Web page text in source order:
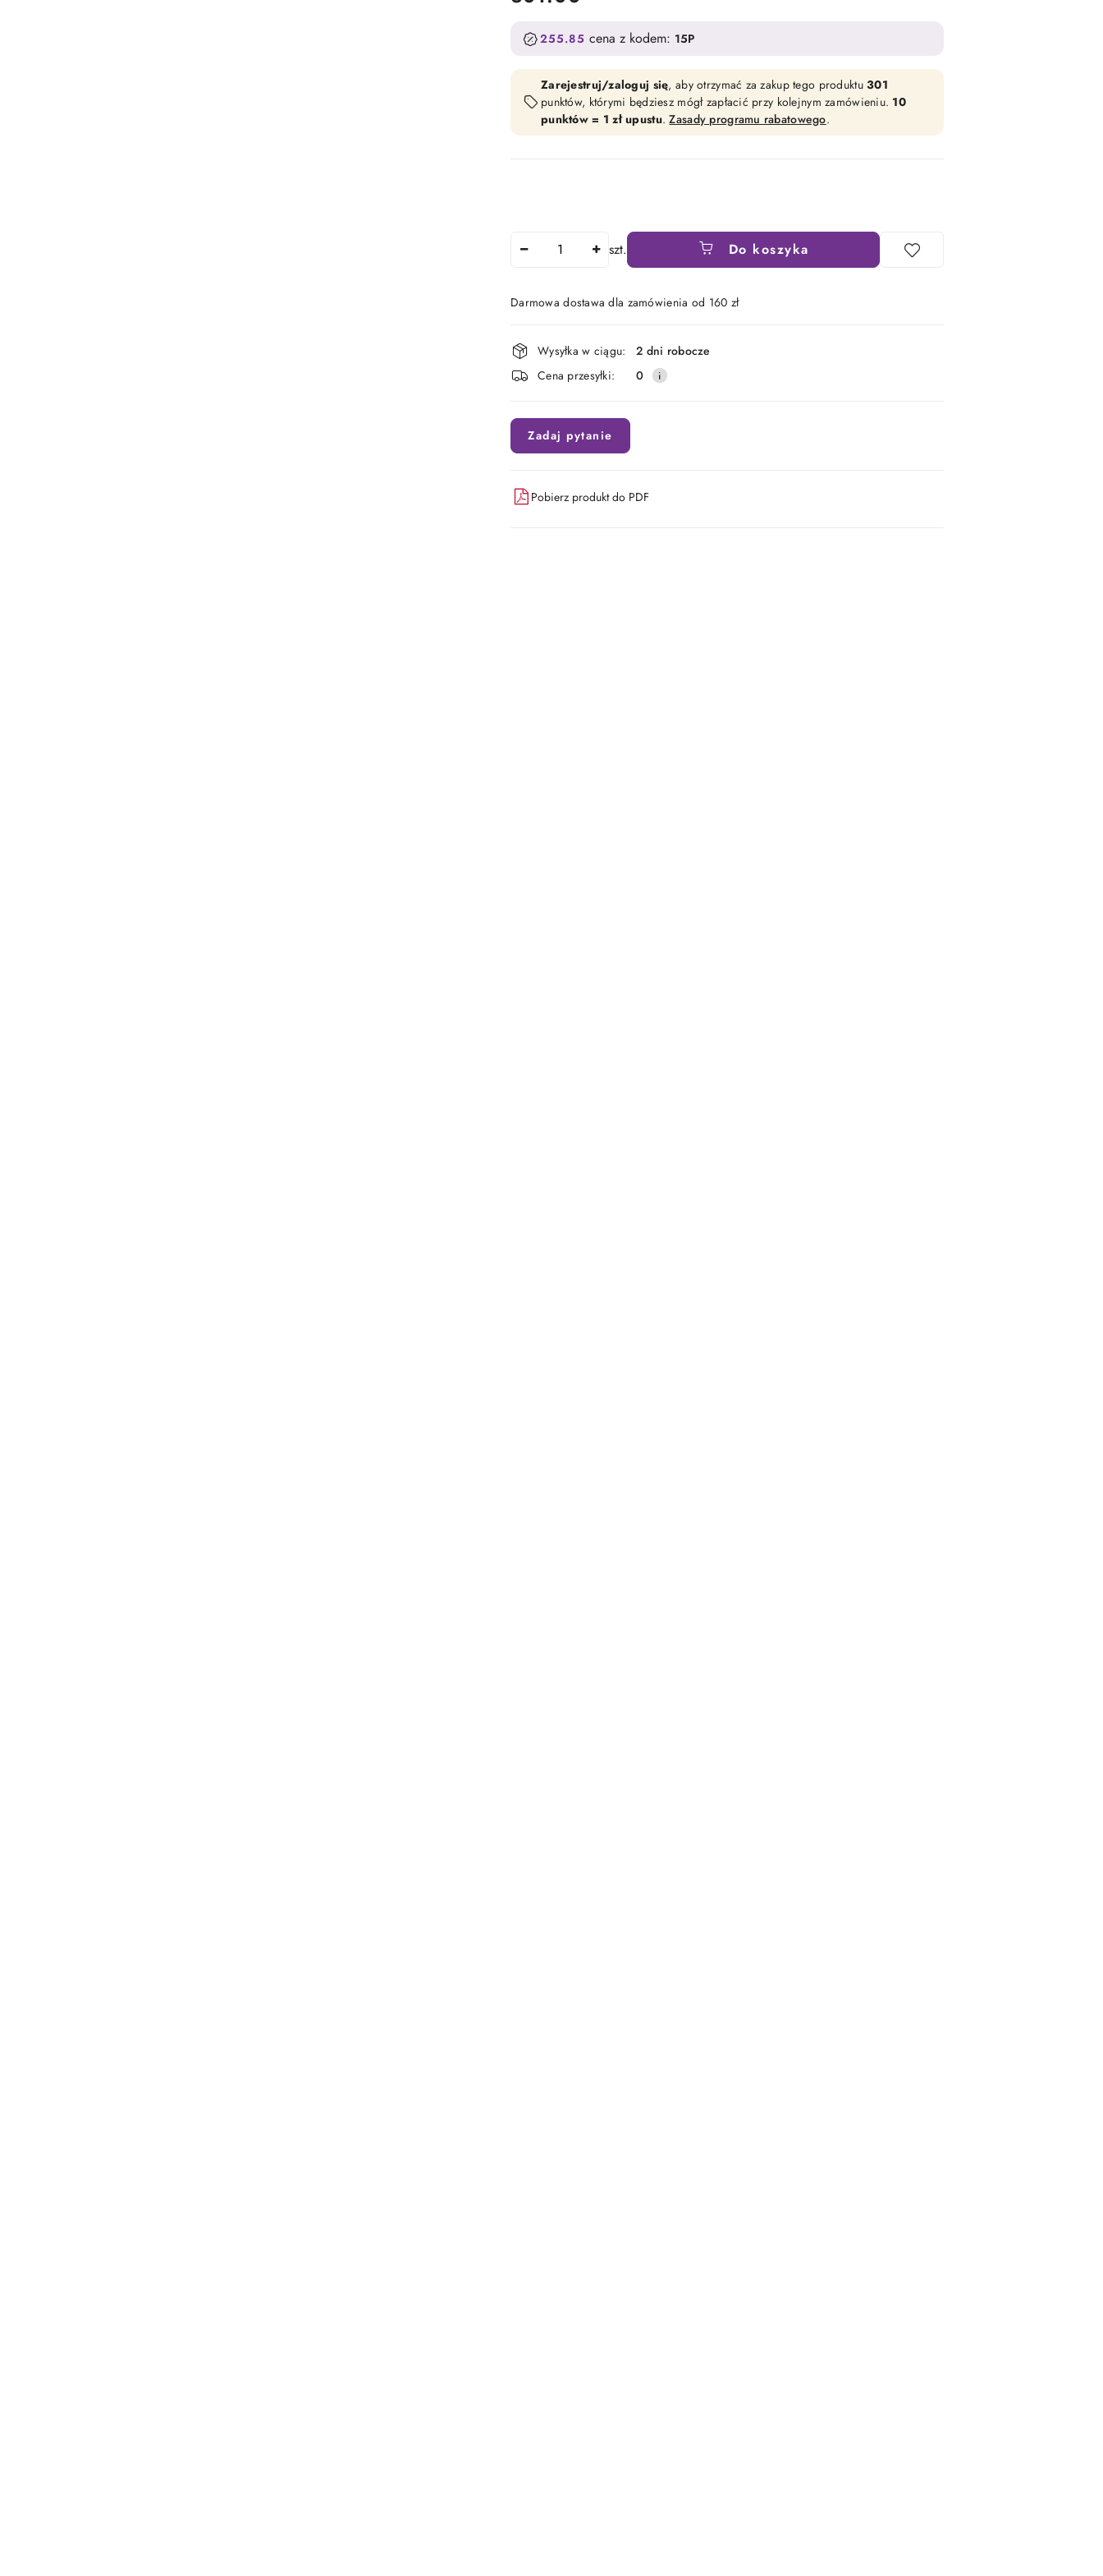
255.85 cena z kodem: 15P
Zarejestruj/zaloguj się, aby otrzymać za zakup tego produktu301
punktów, którymi będziesz mógł zapłacić przy kolejnym zamówieniu. 10
punktów = 1 zł upustu.Zasady programu rabatowego.
szt. Do koszyka
Darmowa dostawa dla zamówienia od 160 zł
Dostępność
i
dostawa
Wysyłka w ciągu:
2 dni robocze
Cena przesyłki:
0
Zadaj pytanie
Pobierz produkt do PDF